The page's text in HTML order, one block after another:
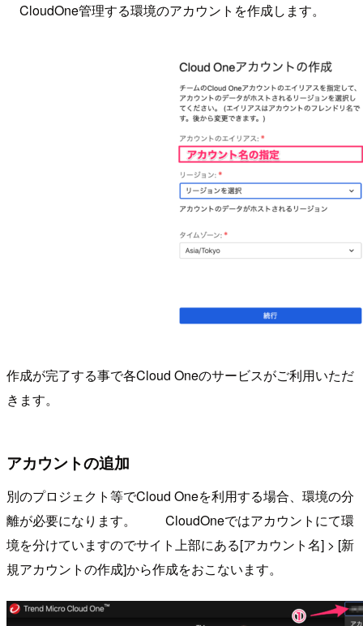
CloudOne管理する環境のアカウントを作成します。
作成が完了する事で各Cloud Oneのサービスがご利用いただ
きます。
アカウントの追加
別のプロジェクト等でCloud Oneを利用する場合、環境の分
離が必要になります。 CloudOneではアカウントにて環
境を分けていますのでサイト上部にある[アカウント名] > [新
規アカウントの作成]から作成をおこないます。